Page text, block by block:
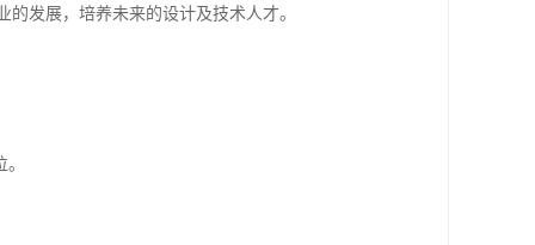
发展，培养未来的设计及技术人才。